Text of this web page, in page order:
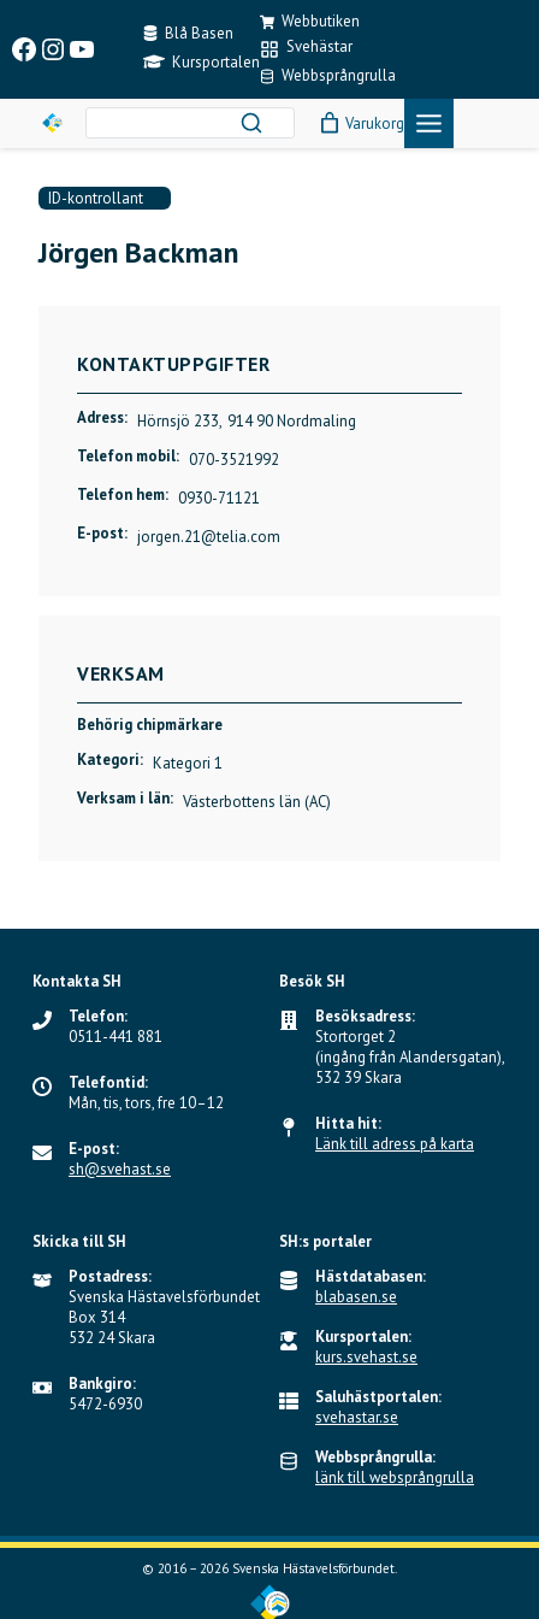
content
Facebook
Instagram
YouTubeBlå Basen
Kursportalen
Webbutiken
Svehästar
Webbsprångrulla
Varukorg
ID-kontrollant
Jörgen Backman
KONTAKTUPPGIFTER
Adress: Hörnsjö 233, 914 90 Nordmaling
Telefon mobil: 070-3521992
Telefon hem: 0930-71121
E-post: jorgen.21@telia.com
VERKSAM
Behörig chipmärkare
Kategori: Kategori 1
Verksam i län: Västerbottens län (AC)
Kontakta SH
Telefon:
0511-441 881
Telefontid:
Mån, tis, tors, fre 10–12
E-post:
sh@svehast.se
Besök SH
Besöksadress:
Stortorget 2
(ingång från Alandersgatan),
532 39 Skara
Hitta hit:
Länk till adress på karta
Skicka till SH
Postadress:
Svenska Hästavelsförbundet
Box 314
532 24 Skara
Bankgiro:
5472-6930
SH:s portaler
Hästdatabasen:
blabasen.se
Kursportalen:
kurs.svehast.se
Saluhästportalen:
svehastar.se
Webbsprångrulla:
länk till websprångrulla
© 2016 – 2026 Svenska Hästavelsförbundet.